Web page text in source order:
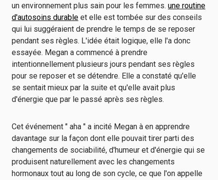
un environnement plus sain pour les femmes. une routine
d'autosoins durable et elle est tombée sur des conseils
qui lui suggéraient de prendre le temps de se reposer
pendant ses règles. L'idée était logique, elle l'a donc
essayée. Megan a commencé à prendre
intentionnellement plusieurs jours pendant ses règles
pour se reposer et se détendre. Elle a constaté qu'elle
se sentait mieux par la suite et qu'elle avait plus
d'énergie que par le passé après ses règles.
Cet événement " aha " a incité Megan à en apprendre
davantage sur la façon dont elle pouvait tirer parti des
changements de sociabilité, d'humeur et d'énergie qui se
produisent naturellement avec les changements
hormonaux tout au long de son cycle, ce que l'on appelle